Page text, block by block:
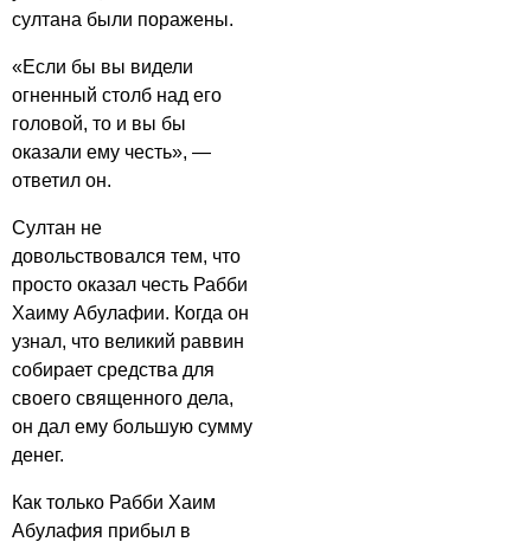
султана были поражены.
«Если бы вы видели
огненный столб над его
головой, то и вы бы
оказали ему честь», —
ответил он.
Султан не
довольствовался тем, что
просто оказал честь Рабби
Хаиму Абулафии. Когда он
узнал, что великий раввин
собирает средства для
своего священного дела,
он дал ему большую сумму
денег.
Как только Рабби Хаим
Абулафия прибыл в